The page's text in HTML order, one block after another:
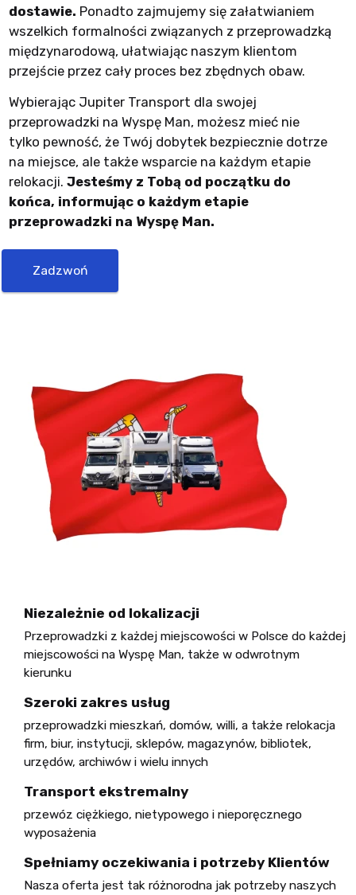
dostawie. Ponadto zajmujemy się załatwianiem
wszelkich formalności związanych z przeprowadzką
międzynarodową, ułatwiając naszym klientom
przejście przez cały proces bez zbędnych obaw.
Wybierając Jupiter Transport dla swojej
przeprowadzki na Wyspę Man, możesz mieć nie
tylko pewność, że Twój dobytek bezpiecznie dotrze
na miejsce, ale także wsparcie na każdym etapie
relokacji. Jesteśmy z Tobą od początku do
końca, informując o każdym etapie
przeprowadzki na Wyspę Man.
Zadzwoń
Niezależnie od lokalizacji
Przeprowadzki z każdej miejscowości w Polsce do każdej
miejscowości na Wyspę Man, także w odwrotnym
kierunku
Szeroki zakres usług
przeprowadzki mieszkań, domów, willi, a także relokacja
firm, biur, instytucji, sklepów, magazynów, bibliotek,
urzędów, archiwów i wielu innych
Transport ekstremalny
przewóz ciężkiego, nietypowego i nieporęcznego
wyposażenia
Spełniamy oczekiwania i potrzeby Klientów
Nasza oferta jest tak różnorodna jak potrzeby naszych